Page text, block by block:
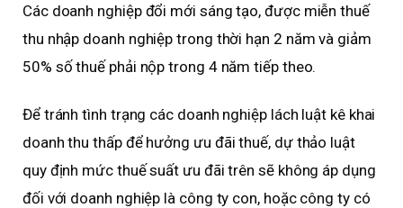
Các doanh nghiệp đổi mới sáng tạo, được miễn thuế
thu nhập doanh nghiệp trong thời hạn 2 năm và giảm
50% số thuế phải nộp trong 4 năm tiếp theo.
Để tránh tình trạng các doanh nghiệp lách luật kê khai
doanh thu thấp để hưởng ưu đãi thuế, dự thảo luật
quy định mức thuế suất ưu đãi trên sẽ không áp dụng
đối với doanh nghiệp là công ty con, hoặc công ty có